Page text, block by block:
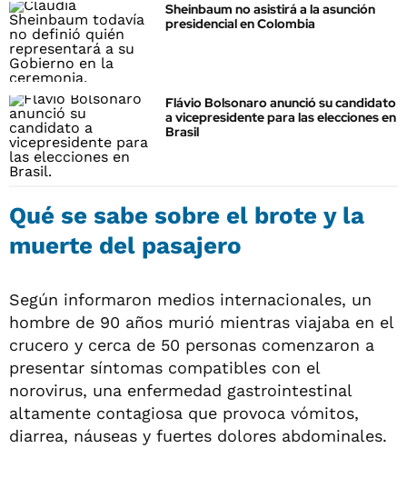
Sheinbaum no asistirá a la asunción
presidencial en Colombia
Flávio Bolsonaro anunció su candidato
a vicepresidente para las elecciones en
Brasil
Qué se sabe sobre el brote y la
muerte del pasajero
Según informaron medios internacionales, un
hombre de 90 años murió mientras viajaba en el
crucero y cerca de 50 personas comenzaron a
presentar síntomas compatibles con el
norovirus, una enfermedad gastrointestinal
altamente contagiosa que provoca vómitos,
diarrea, náuseas y fuertes dolores abdominales.